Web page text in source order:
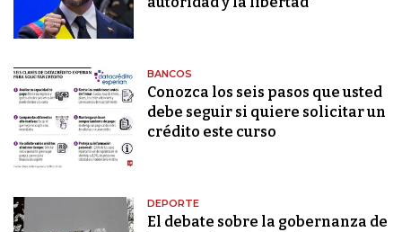
BANCOS
Conozca los seis pasos que usted
debe seguir si quiere solicitar un
crédito este curso
DEPORTE
El debate sobre la gobernanza de